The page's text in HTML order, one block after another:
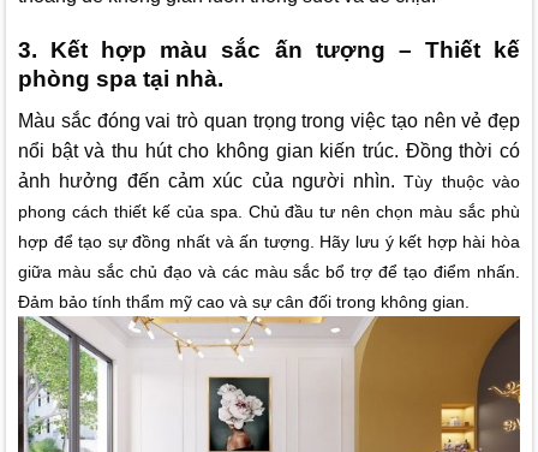
3. Kết hợp màu sắc ấn tượng – Thiết kế
phòng spa tại nhà.
Màu sắc đóng vai trò quan trọng trong việc tạo nên vẻ đẹp
nổi bật và thu hút cho không gian kiến trúc. Đồng thời có
ảnh hưởng đến cảm xúc của người nhìn.Tùy thuộc vào
phong cách thiết kế của spa. Chủ đầu tư nên chọn màu sắc phù
hợp để tạo sự đồng nhất và ấn tượng. Hãy lưu ý kết hợp hài hòa
giữa màu sắc chủ đạo và các màu sắc bổ trợ để tạo điểm nhấn.
Đảm bảo tính thẩm mỹ cao và sự cân đối trong không gian.